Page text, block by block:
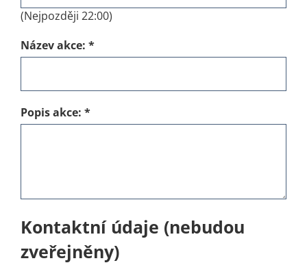
(Nejpozději 22:00)
Název akce: *
Popis akce: *
Kontaktní údaje (nebudou
zveřejněny)